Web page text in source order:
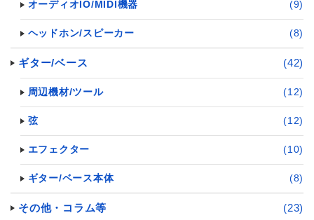
オーディオIO/MIDI機器 (9)
ヘッドホン/スピーカー (8)
ギター/ベース (42)
周辺機材/ツール (12)
弦 (12)
エフェクター (10)
ギター/ベース本体 (8)
その他・コラム等 (23)